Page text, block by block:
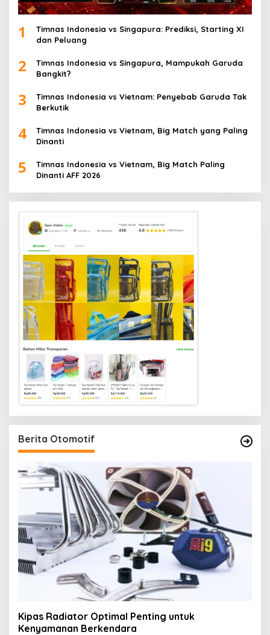
1
Timnas Indonesia vs Singapura: Prediksi, Starting XI
dan Peluang
2
Timnas Indonesia vs Singapura, Mampukah Garuda
Bangkit?
3
Timnas Indonesia vs Vietnam: Penyebab Garuda Tak
Berkutik
4
Timnas Indonesia vs Vietnam, Big Match yang Paling
Dinanti
5
Timnas Indonesia vs Vietnam, Big Match Paling
Dinanti AFF 2026
Berita Otomotif
Kipas Radiator Optimal Penting untuk
Kenyamanan Berkendara